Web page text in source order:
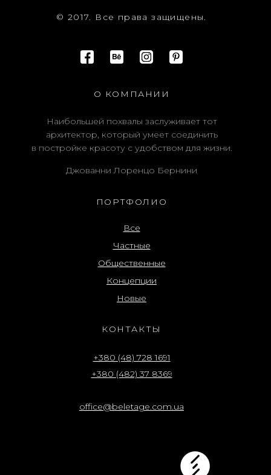
© 2017. Все права защищены.
О КОМПАНИИ
Наибольшей похвалы заслуживает тот
архитектор, который умеет соединить
в постройке красоту с удобством для жизни.
Джованни Лоренцо Бернини
ПОРТФОЛИО
Все
Частные
Общественные
Концепции
Новые
КОНТАКТЫ
+380 (48) 728 1691
+380 (482) 37 8369
office@beletage.com.ua